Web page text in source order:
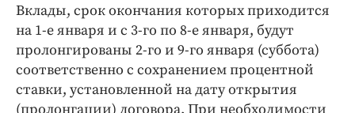
Вклады, срок окончания которых приходится
на 1-е января и с 3-го по 8-е января, будут
пролонгированы 2-го и 9-го января (суббота)
соответственно с сохранением процентной
ставки, установленной на дату открытия
(пролонгации) договора. При необходимости